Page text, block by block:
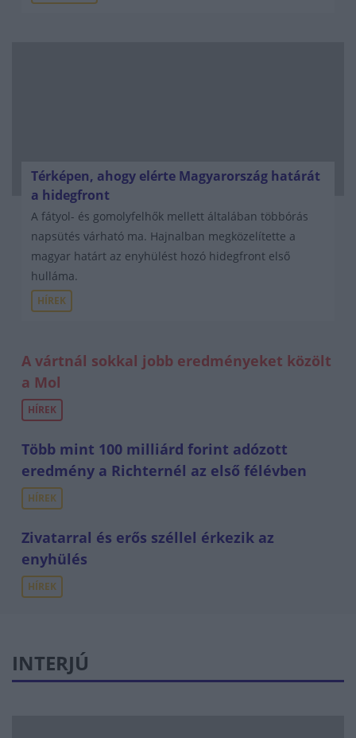
Térképen, ahogy elérte Magyarország határát
a hidegfront
A fátyol- és gomolyfelhők mellett általában többórás
napsütés várható ma. Hajnalban megközelítette a
magyar határt az enyhülést hozó hidegfront első
hulláma.
HÍREK
A vártnál sokkal jobb eredményeket közölt
a Mol
HÍREK
Több mint 100 milliárd forint adózott
eredmény a Richternél az első félévben
HÍREK
Zivatarral és erős széllel érkezik az
enyhülés
HÍREK
INTERJÚ